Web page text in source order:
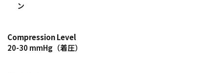
ン
Compression Level
20-30 mmHg（着圧）